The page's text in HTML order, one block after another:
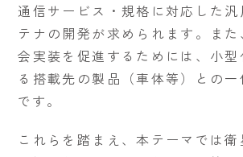
通信サービス・規格に対応した
テナの開発が求められます。ま
会実装を促進するためには、小型
る搭載先の製品（車体等）との
です。
これらを踏まえ、本テーマでは